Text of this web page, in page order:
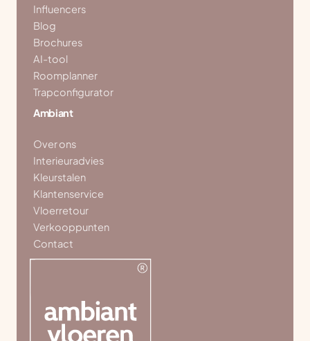
Influencers
Blog
Brochures
AI-tool
Roomplanner
Trapconfigurator
Ambiant
Over ons
Interieuradvies
Kleurstalen
Klantenservice
Vloerretour
Verkooppunten
Contact